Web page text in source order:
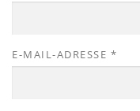
E-MAIL-ADRESSE *